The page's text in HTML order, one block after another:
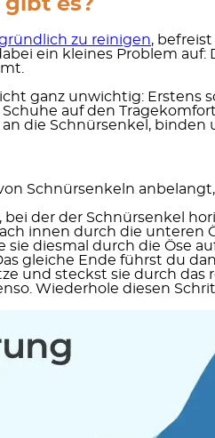
zu reinigen,
ein kleines Problem
ganz unwichtig: Erstens
auf den Tragekomfort
die Schnürsenkel, binden
Schnürsenkeln
bei der der Schnürsenkel
innen durch die unteren
diesmal durch die Öse
gleiche Ende führst du
und steckst sie durch
Wiederhole diesen